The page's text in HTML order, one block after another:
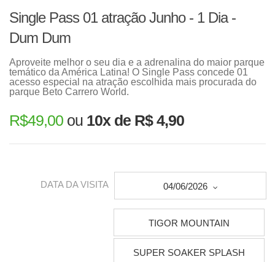
Single Pass 01 atração Junho - 1 Dia -
Dum Dum
Aproveite melhor o seu dia e a adrenalina do maior parque
temático da América Latina! O Single Pass concede 01
acesso especial na atração escolhida mais procurada do
parque Beto Carrero World.
R$49,00 ou 10x de R$ 4,90
DATA DA VISITA 04/06/2026
TIGOR MOUNTAIN
SUPER SOAKER SPLASH